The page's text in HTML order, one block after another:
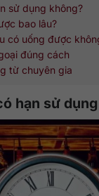
sử dụng không?
bao lâu?
có uống được
đúng cách
từ chuyên gia
hạn sử